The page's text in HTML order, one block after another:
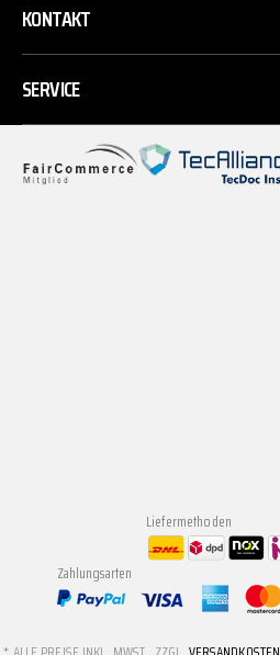
KONTAKT
SERVICE
Liefermethoden
Zahlungsarten